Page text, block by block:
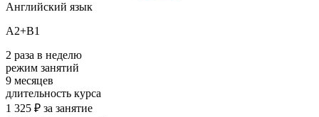
Английский язык
А2+В1
2 раза в неделю
режим занятий
9 месяцев
длительность курса
1 325 ₽ за занятие